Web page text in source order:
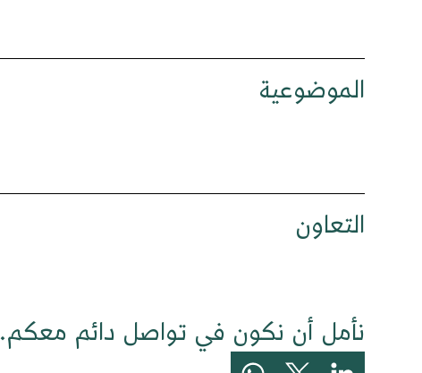
الموضوعية
التعاون
نأمل أن نكون في تواصل دائم معكم.